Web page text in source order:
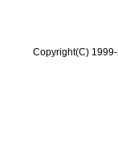
Copyright(C)